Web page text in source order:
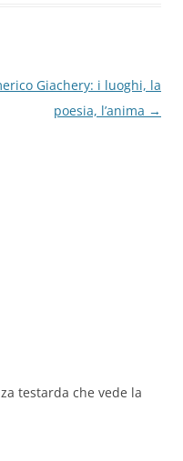
Giachery: i luoghi, la
poesia, l’anima →
testarda che vede la